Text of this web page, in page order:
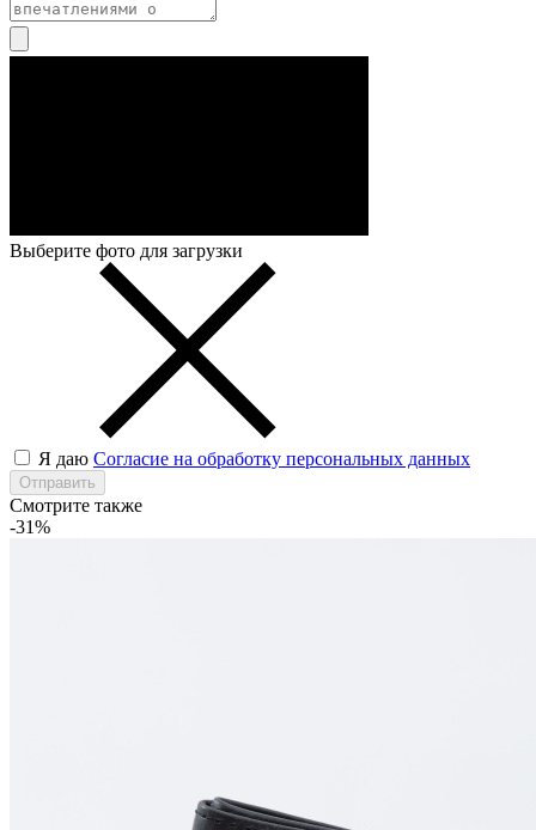
Выберите фото для загрузки
Я даю Согласие на обработку персональных данных
Отправить
Смотрите также
-31%